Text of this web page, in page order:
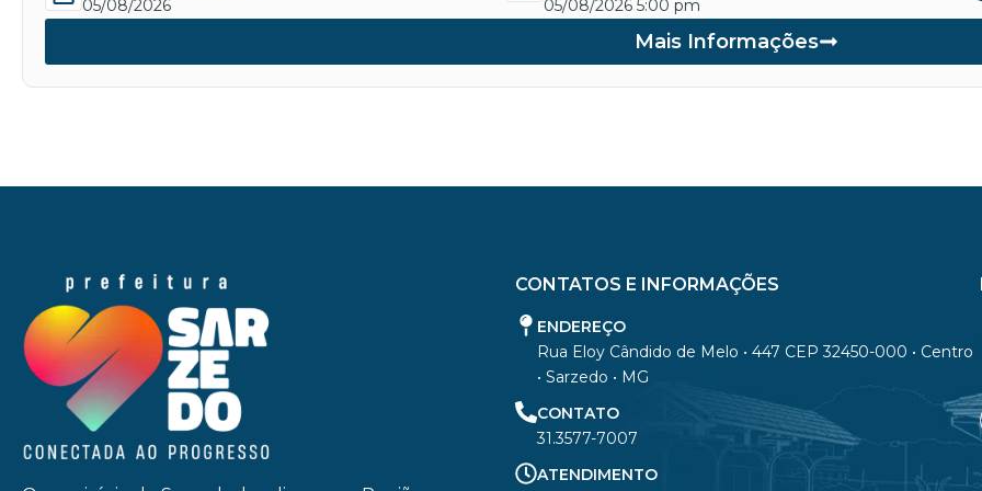
05/08/2026 05/08/2026 5:00 pm
Mais Informações
CONTATOS E INFORMAÇÕES
ENDEREÇO
Rua Eloy Cândido de Melo • 447 CEP 32450-000 • Centro
• Sarzedo • MG
CONTATO
31.3577-7007
ATENDIMENTO